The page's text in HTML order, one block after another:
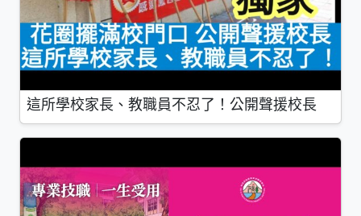
這所學校家長、教職員不忍了！公開聲援校長